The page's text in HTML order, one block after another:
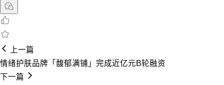
上一篇
情绪护肤品牌「馥郁满铺」完成近亿元B轮融资
下一篇